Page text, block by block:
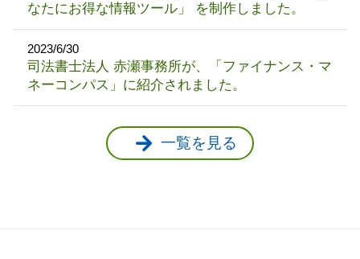
なたにお得な情報ツール」 を制作しました。
2023/6/30
司法書士法人 赤瀬事務所が、「ファイナンス・マ
ネーコンパス」に紹介されました。
一覧を見る